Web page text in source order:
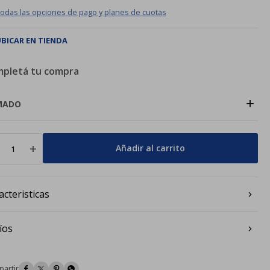
las opciones de pago y planes de cuotas
EN TIENDA
tu compra
+
add Añadir al carrito